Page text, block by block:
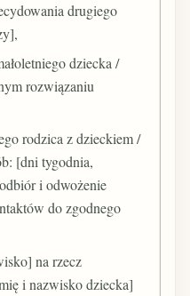
drugiego
dziecka /
rozwiązaniu
rodzica z dzieckiem /
[dni tygodnia,
i odwożenie
do zgodnego
na rzecz
i nazwisko dziecka]